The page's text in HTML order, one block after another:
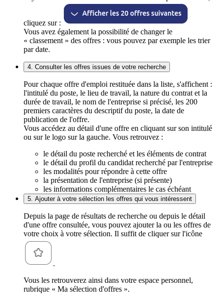
cliquez sur :
Vous avez également la possibilité de changer le
« classement » des offres : vous pouvez par exemple les trier
par date.
4. Consulter les offres issues de votre recherche
Pour chaque offre d'emploi restituée dans la liste, s'affichent :
l'intitulé du poste, le lieu de travail, la nature du contrat et la
durée de travail, le nom de l'entreprise si précisé, les 200
premiers caractères du descriptif du poste, la date de
publication de l'offre.
Vous accédez au détail d'une offre en cliquant sur son intitulé
ou sur le logo sur la gauche. Vous retrouvez :
le détail du poste recherché et les éléments de contrat
le détail du profil du candidat recherché par l'entreprise
les modalités pour répondre à cette offre
la présentation de l'entreprise (si présente)
les informations complémentaires le cas échéant
5. Ajouter à votre sélection les offres qui vous intéressent
Depuis la page de résultats de recherche ou depuis le détail
d'une offre consultée, vous pouvez ajouter la ou les offres de
votre choix à votre sélection. Il suffit de cliquer sur l'icône
.
Vous les retrouverez ainsi dans votre espace personnel,
rubrique « Ma sélection d'offres ».